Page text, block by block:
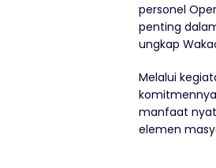
personel
penting
ungkap
Melalui
manfaat
elemen